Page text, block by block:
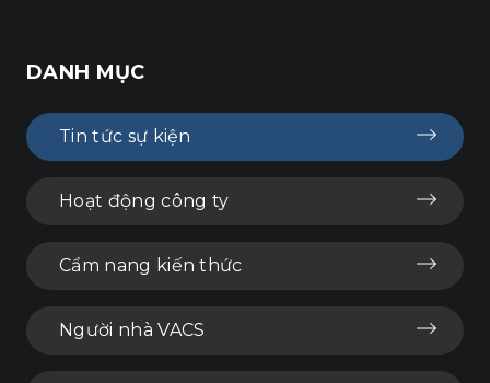
DANH MỤC
Tin tức sự kiện
Hoạt động công ty
Cẩm nang kiến thức
Người nhà VACS